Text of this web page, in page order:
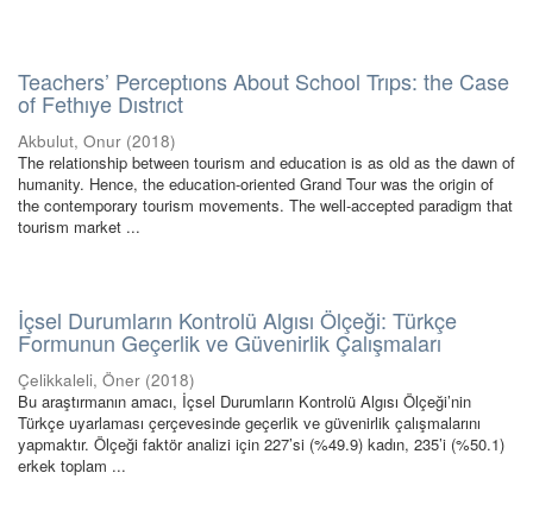
Teachers’ Perceptıons About School Trıps: the Case
of Fethıye Dıstrıct
Akbulut, Onur (2018)
The relationship between tourism and education is as old as the dawn of
humanity. Hence, the education-oriented Grand Tour was the origin of
the contemporary tourism movements. The well-accepted paradigm that
tourism market ...
İçsel Durumların Kontrolü Algısı Ölçeği: Türkçe
Formunun Geçerlik ve Güvenirlik Çalışmaları
Çelikkaleli, Öner (2018)
Bu araştırmanın amacı, İçsel Durumların Kontrolü Algısı Ölçeği’nin
Türkçe uyarlaması çerçevesinde geçerlik ve güvenirlik çalışmalarını
yapmaktır. Ölçeği faktör analizi için 227’si (%49.9) kadın, 235’i (%50.1)
erkek toplam ...